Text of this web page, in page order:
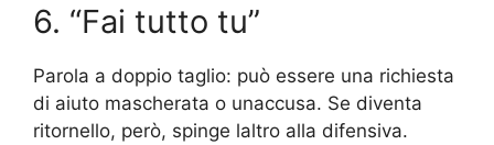
6. “Fai tutto tu”
Parola a doppio taglio: può essere una richiesta
di aiuto mascherata o unaccusa. Se diventa
ritornello, però, spinge laltro alla difensiva.